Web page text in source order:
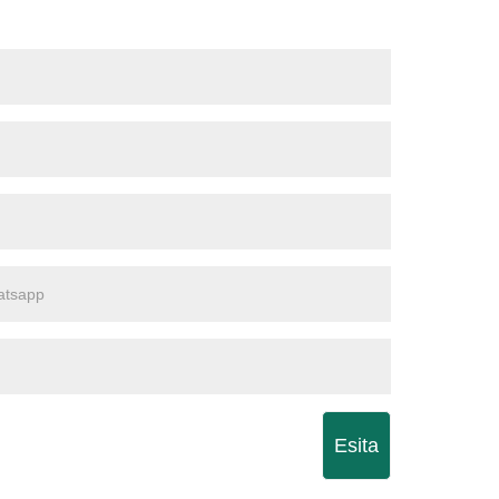
Esita